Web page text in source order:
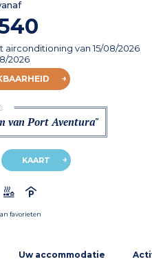
airconditioning van15/08/2026
2026
van Port Aventura"
KAART
favorieten
Uw accommodatie